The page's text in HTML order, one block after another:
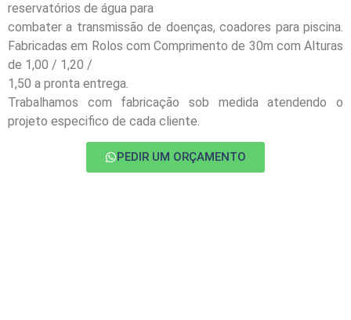
reservatórios de água para
combater a transmissão de doenças, coadores para piscina.
Fabricadas em Rolos com Comprimento de 30m com Alturas
de 1,00 / 1,20 /
1,50 a pronta entrega.
Trabalhamos com fabricação sob medida atendendo o
projeto especifico de cada cliente.
PEDIR UM ORÇAMENTO